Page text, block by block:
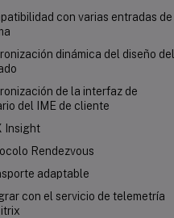
con varias entradas de
dinámica del diseño del
de la interfaz de
del IME de cliente
Insight
Rendezvous
adaptable
con el servicio de telemetría